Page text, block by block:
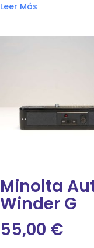
Leer Más
Minolta
Winder G
55,00 €